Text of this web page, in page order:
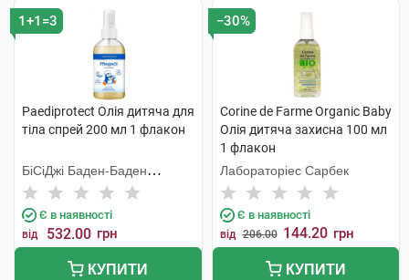
1+1=3
Paediprotect Олія дитяча для
тіла спрей 200 мл 1 флакон
БіСіДжі Баден-Баден
Косметікс Груп Гмбх
Є в наявності
від 532.00 грн
КУПИТИ
−30%
Corine de Farme Organic Baby
Олія дитяча захисна 100 мл
1 флакон
Лабораторіес Сарбек
Є в наявності
від 206.00 144.20 грн
КУПИТИ